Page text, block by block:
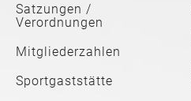
Satzungen /
Verordnungen
Mitgliederzahlen
Sportgaststätte